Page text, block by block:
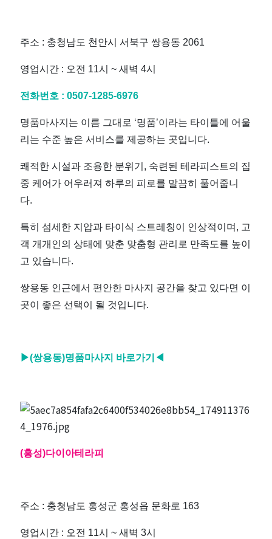
주소 : 충청남도 천안시 서북구 쌍용동 2061
영업시간 : 오전 11시 ~ 새벽 4시
전화번호 :0507-1285-6976
명품마사지는 이름 그대로 ‘명품’이라는 타이틀에 어울
리는 수준 높은 서비스를 제공하는 곳입니다.
쾌적한 시설과 조용한 분위기, 숙련된 테라피스트의 집
중 케어가 어우러져 하루의 피로를 말끔히 풀어줍니
다.
특히 섬세한 지압과 타이식 스트레칭이 인상적이며, 고
객 개개인의 상태에 맞춘 맞춤형 관리로 만족도를 높이
고 있습니다.
쌍용동 인근에서 편안한 마사지 공간을 찾고 있다면 이
곳이 좋은 선택이 될 것입니다.
▶(쌍용동)명품마사지 바로가기◀
(홍성)다이아테라피
주소 : 충청남도 홍성군 홍성읍 문화로 163
영업시간 : 오전 11시 ~ 새벽 3시